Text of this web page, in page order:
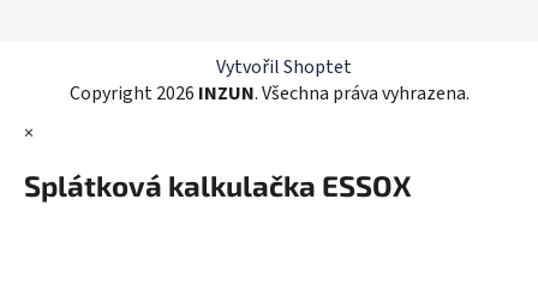
r
v
v
ý
Vytvořil Shoptet
Copyright 2026 INZUN. Všechna práva vyhrazena.
×
Splátková kalkulačka ESSOX